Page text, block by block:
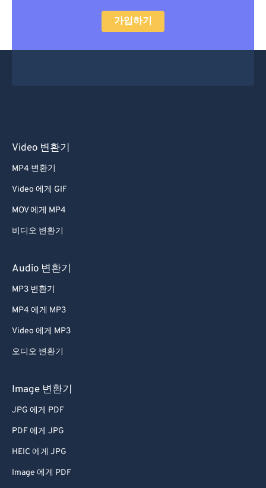
가입하기
Video 변환기
MP4 변환기
Video 에게 GIF
MOV 에게 MP4
비디오 변환기
Audio 변환기
MP3 변환기
MP4 에게 MP3
Video 에게 MP3
오디오 변환기
Image 변환기
JPG 에게 PDF
PDF 에게 JPG
HEIC 에게 JPG
Image 에게 PDF